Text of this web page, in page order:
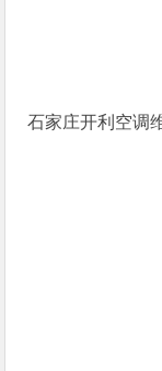
石家庄开利空调